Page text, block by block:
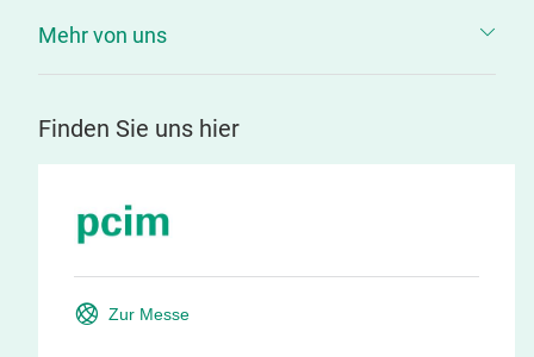
Mehr von uns
Finden Sie uns hier
Zur Messe